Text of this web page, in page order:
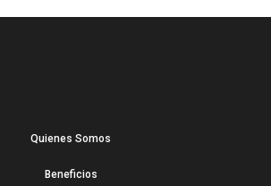
Quienes Somos
Beneficios